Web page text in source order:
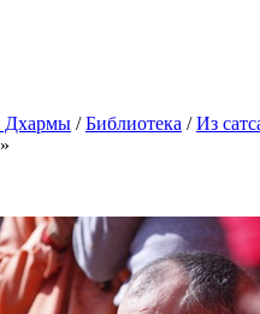
Дхармы /Библиотека /Из